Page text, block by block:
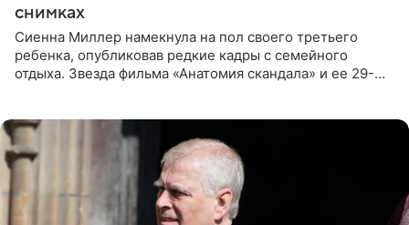
снимках
Сиенна Миллер намекнула на пол своего третьего
ребенка, опубликовав редкие кадры с семейного
отдыха. Звезда фильма «Анатомия скандала» и ее 29-